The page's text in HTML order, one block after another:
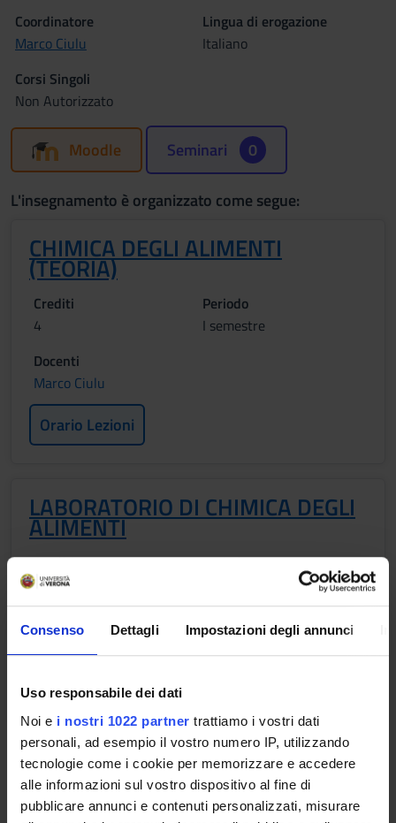
Consenso Dettagli Impostazioni degli annunci
Uso responsabile dei dati
Noi e i nostri 1022 partner trattiamo i vostri dati
personali, ad esempio il vostro numero IP, utilizzando
tecnologie come i cookie per memorizzare e accedere
alle informazioni sul vostro dispositivo al fine di
pubblicare annunci e contenuti personalizzati, misurare
Coordinatore
Marco Ciulu
Lingua di erogazione
Italiano
Corsi Singoli
Non Autorizzato
Moodle Seminari 0
L'insegnamento è organizzato come segue:
CHIMICA DEGLI ALIMENTI
(TEORIA)
Crediti
4
Periodo
I semestre
Docenti
Marco Ciulu
Orario Lezioni
LABORATORIO DI CHIMICA DEGLI
ALIMENTI
Crediti
2
Periodo
Marco Ciulu
Orario Lezioni
Obiettivi di apprendimento
1. Chimica degli alimenti: Il corso intende fornire allo studente
le conoscenze sulla composizione chimica di macro e